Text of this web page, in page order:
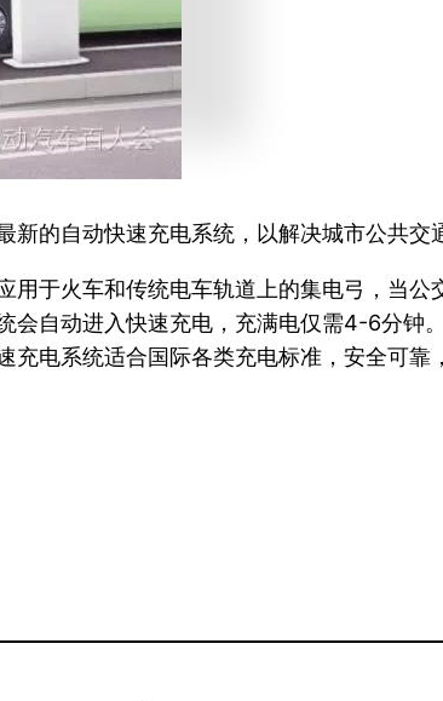
新的自动快速充电系统，以解决城市公共交
于火车和传统电车轨道上的集电弓，当
会自动进入快速充电，充满电仅需4-6分钟
充电系统适合国际各类充电标准，安全可